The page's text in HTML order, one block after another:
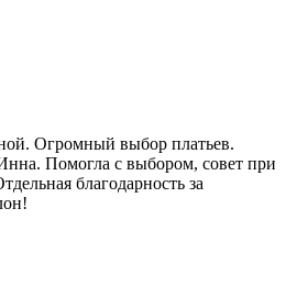
Огромный выбор платьев.
Помогла с выбором, совет при
благодарность за